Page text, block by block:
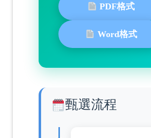
PDF格式
Word格式
甄選流程